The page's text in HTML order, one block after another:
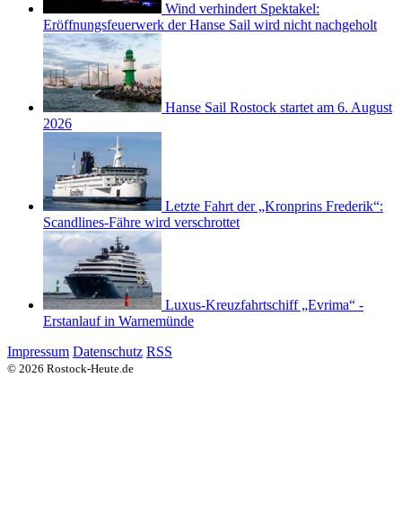
Wind verhindert Spektakel:
Eröffnungsfeuerwerk der Hanse Sail wird nicht nachgeholt
Hanse Sail Rostock startet am 6. August
2026
Letzte Fahrt der „Kronprins Frederik“:
Scandlines-Fähre wird verschrottet
Luxus-Kreuzfahrtschiff „Evrima“ -
Erstanlauf in Warnemünde
Impressum Datenschutz RSS
© 2026 Rostock-Heute.de